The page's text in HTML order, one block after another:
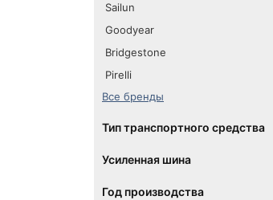
Sailun
Goodyear
Bridgestone
Pirelli
Все бренды
Тип транспортного средства
Усиленная шина
Год производства